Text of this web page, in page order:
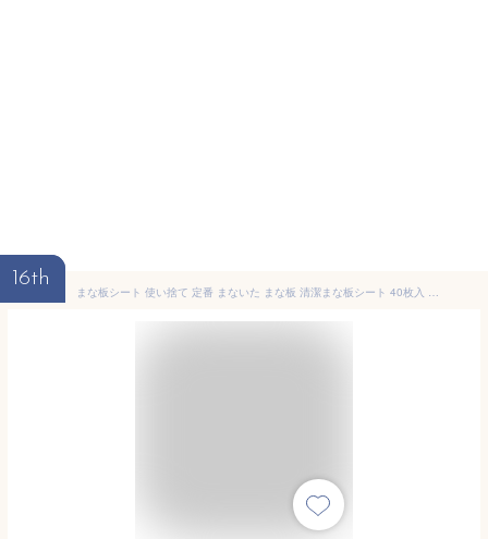
16th
まな板シート 使い捨て 定番 まないた まな板 清潔まな板シート 40枚入 3個セット 汚れ防止 におい移り防止 色移り ニオイ移り 雑菌対策 粉飛び おしゃれ かわいい ワイズコーポレーション シートまな板 カッティングボード 調理道具 調理器具